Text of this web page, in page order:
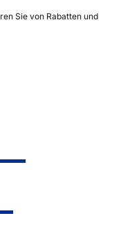
Sie von Rabatten und